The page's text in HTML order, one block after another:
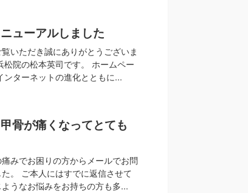
ューアルしました
いただき誠にありがとうございま
院の松本英司です。 ホームペー
ンターネットの進化とともに...
骨が痛くなってとても
みでお困りの方からメールでお問
。 ご本人にはすでに返信させて
うなお悩みをお持ちの方も多...